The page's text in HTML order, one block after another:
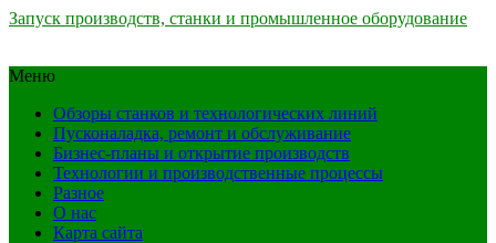
Запуск производств, станки и промышленное оборудование
Меню
Обзоры станков и технологических линий
Пусконаладка, ремонт и обслуживание
Бизнес-планы и открытие производств
Технологии и производственные процессы
Разное
О нас
Карта сайта